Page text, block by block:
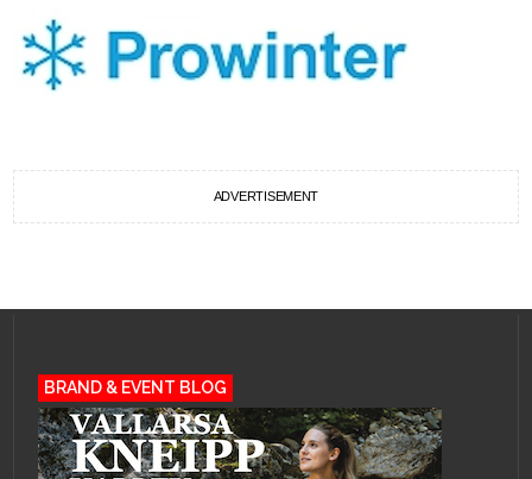
ADVERTISEMENT
BRAND & EVENT BLOG